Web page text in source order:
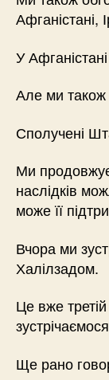
Афганістані,
У
Але ми
Сполучені
Ми
наслідків
може її
Вчора ми
Халілзадом.
Це вже
Ще рано